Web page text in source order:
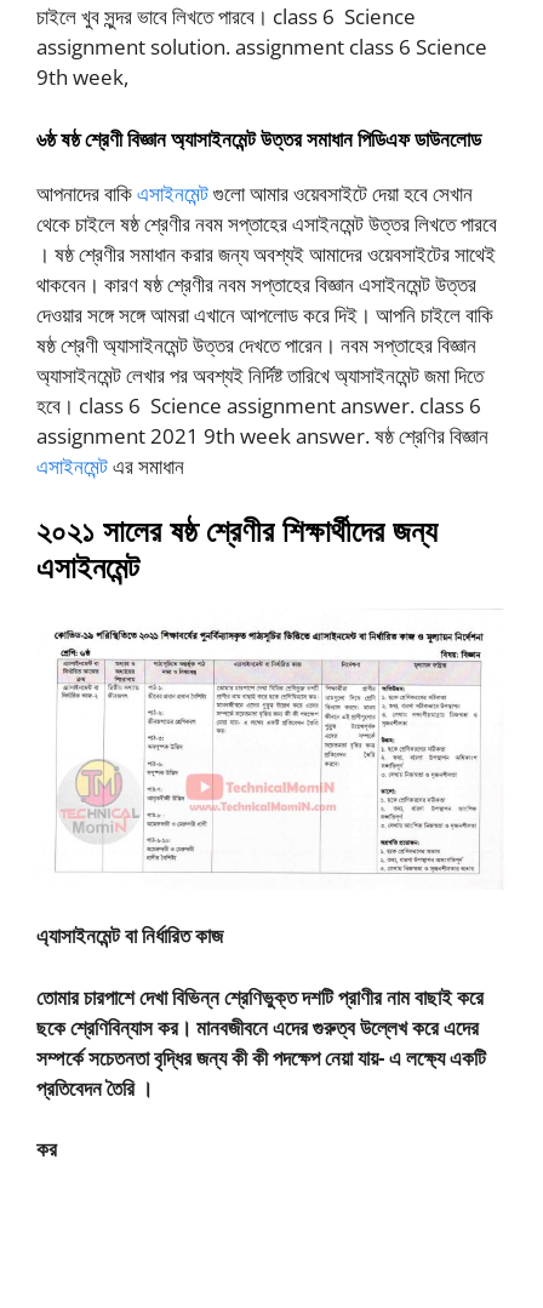
চাইলে খুব সুন্দর ভাবে লিখতে পারবে। class 6 Science
assignment solution. assignment class 6 Science
9th week,
৬ষ্ঠষষ্ঠশ্রেণীবিজ্ঞানঅ্যাসাইনমেন্টউত্তরসমাধানপিডিএফডাউনলোড
আপনাদের বাকিএসাইনমেন্টগুলো আমার ওয়েবসাইটে দেয়া হবে সেখান
থেকে চাইলে ষষ্ঠ শ্রেণীর নবম সপ্তাহের এসাইনমেন্ট উত্তর লিখতে পারবে
। ষষ্ঠ শ্রেণীর সমাধান করার জন্য অবশ্যই আমাদের ওয়েবসাইটের সাথেই
থাকবেন। কারণ ষষ্ঠ শ্রেণীর নবম সপ্তাহের বিজ্ঞান এসাইনমেন্ট উত্তর
দেওয়ার সঙ্গে সঙ্গে আমরা এখানে আপলোড করে দিই। আপনি চাইলে বাকি
ষষ্ঠ শ্রেণী অ্যাসাইনমেন্ট উত্তর দেখতে পারেন। নবম সপ্তাহের বিজ্ঞান
অ্যাসাইনমেন্ট লেখার পর অবশ্যই নির্দিষ্ট তারিখে অ্যাসাইনমেন্ট জমা দিতে
হবে। class 6 Science assignment answer. class 6
assignment 2021 9th week answer. ষষ্ঠ শ্রেণির বিজ্ঞান
এসাইনমেন্টএর সমাধান
২০২১ সালের ষষ্ঠ শ্রেণীর শিক্ষার্থীদের জন্য
এসাইনমেন্ট
এ্যাসাইনমেন্ট বা নির্ধারিত কাজ
তােমার চারপাশে দেখা বিভিন্ন শ্রেণিভুক্ত দশটি প্রাণীর নাম বাছাই করে
ছকে শ্রেণিবিন্যাস কর। মানবজীবনে এদের গুরুত্ব উল্লেখ করে এদের
সম্পর্কে সচেতনতা বৃদ্ধির জন্য কী কী পদক্ষেপ নেয়া যায়- এ লক্ষ্যে একটি
প্রতিবেদন তৈরি ।
কর